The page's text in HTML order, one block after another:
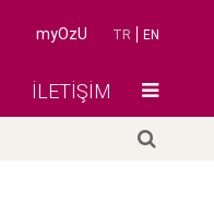
TR EN
myOzU
İLETİŞİM